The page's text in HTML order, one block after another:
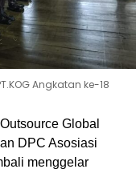
Angkatan ke-18
Global
DPC Asosiasi
menggelar